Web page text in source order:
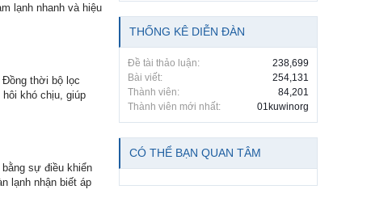
lạnh nhanh và hiệu
Đồng thời bộ lọc
khó chịu, giúp
sự điều khiển
lạnh nhận biết áp
THỐNG KÊ DIỄN ĐÀN
Đề tài thảo luận:
238,699
Bài viết:
254,131
Thành viên:
84,201
Thành viên mới nhất:
01kuwinorg
CÓ THỂ BẠN QUAN TÂM